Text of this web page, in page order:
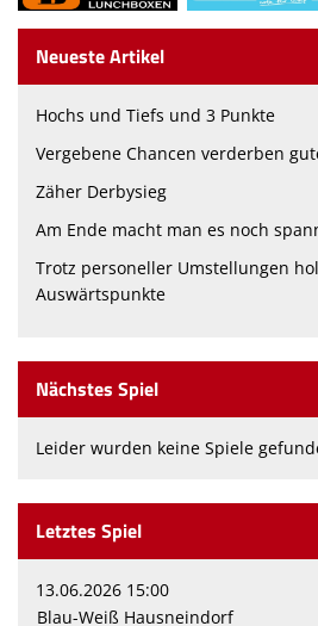
Neueste Artikel
Hochs und Tiefs und 3 Punkte
Vergebene Chancen verderben
Zäher Derbysieg
Am Ende macht man es noch
Trotz personeller Umstellungen
Auswärtspunkte
Nächstes Spiel
Leider wurden keine Spiele
Letztes Spiel
13.06.2026 15:00
Blau-Weiß Hausneindorf